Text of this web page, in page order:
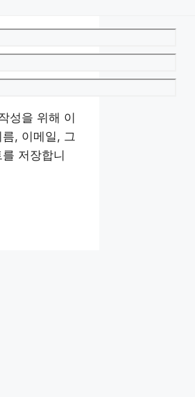
성을 위해 이
, 이메일, 그
저장합니